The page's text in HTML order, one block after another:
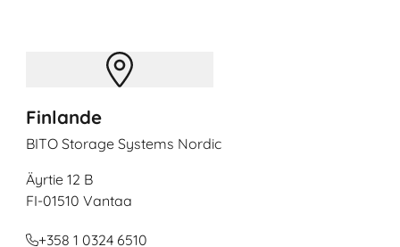
Finlande
BITO Storage Systems Nordic
Äyrtie 12 B
FI-01510 Vantaa
+358 1 0324 6510